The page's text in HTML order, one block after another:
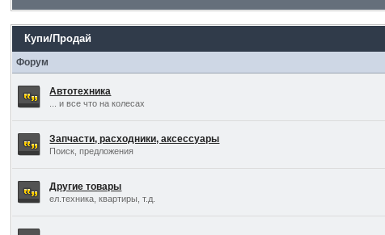
Купи/Продай
Форум
Автотехника
... и все что на колесах
Запчасти, расходники, аксессуары
Поиск, предложения
Другие товары
ел.техника, квартиры, т.д.